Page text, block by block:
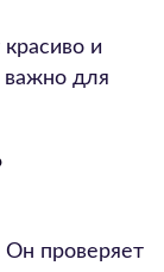
и
важно для
Он проверяет